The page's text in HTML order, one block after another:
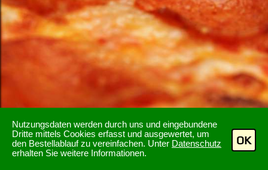
Nutzungsdaten werden durch uns und eingebundene
Dritte mittels Cookies erfasst und ausgewertet, um
den Bestellablauf zu vereinfachen. Unter Datenschutz
erhalten Sie weitere Informationen.
OK